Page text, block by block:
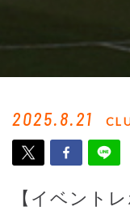
2025.8.21
【イベント